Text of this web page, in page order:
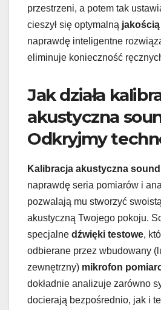
przestrzeni, a potem tak
cieszył się optymalną
naprawdę inteligentne
eliminuje konieczność
Jak działa
akustyczna
Odkryjmy
Kalibracja akustyczna
naprawdę seria pomiarów i
pozwalają mu stworzyć swoistą
akustyczną Twojego pokoju.
specjalne dźwięki testowe,
odbierane przez wbudowany
zewnętrzny) mikrofon
dokładnie analizuje zarówno
docierają bezpośrednio, jak i